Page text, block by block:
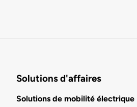
Solutions d'affaires
Solutions de mobilité électrique